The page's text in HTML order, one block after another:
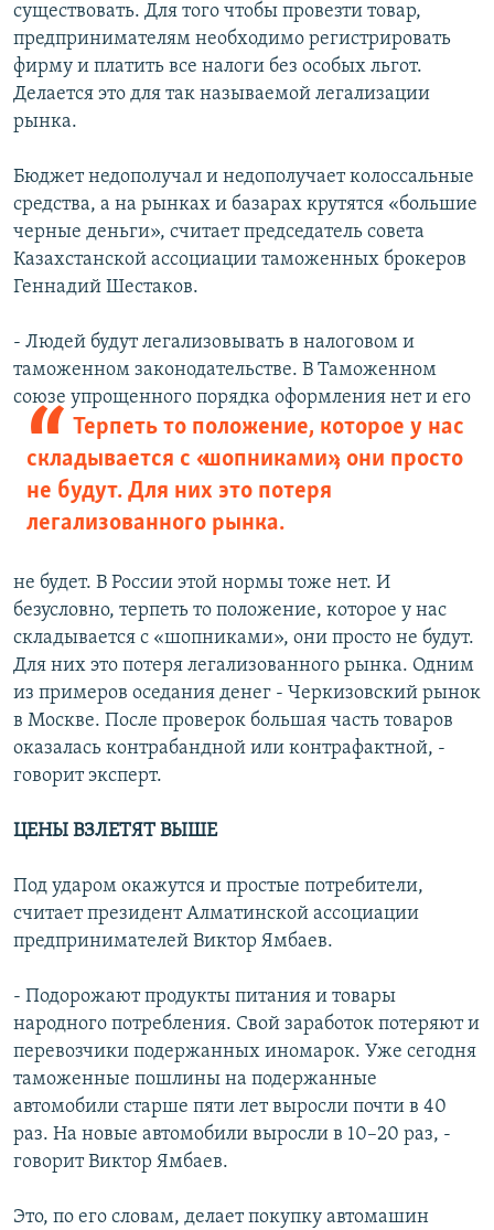
существовать. Для того чтобы провезти товар,
предпринимателям необходимо регистрировать
фирму и платить все налоги без особых льгот.
Делается это для так называемой легализации
рынка.
Бюджет недополучал и недополучает колоссальные
средства, а на рынках и базарах крутятся «большие
черные деньги», считает председатель совета
Казахстанской ассоциации таможенных брокеров
Геннадий Шестаков.
- Людей будут легализовывать в налоговом и
таможенном законодательстве. В Таможенном
союзе упрощенного порядка оформления
Терпеть то положение, которое у нас
складывается с «шопниками», они просто
не будут. Для них это потеря
легализованного рынка.
нет и его
не будет. В России этой нормы тоже нет. И
безусловно, терпеть то положение, которое у нас
складывается с «шопниками», они просто не будут.
Для них это потеря легализованного рынка. Одним
из примеров оседания денег - Черкизовский рынок
в Москве. После проверок большая часть товаров
оказалась контрабандной или контрафактной, -
говорит эксперт.
ЦЕНЫ ВЗЛЕТЯТ ВЫШЕ
Под ударом окажутся и простые потребители,
считает президент Алматинской ассоциации
предпринимателей Виктор Ямбаев.
- Подорожают продукты питания и товары
народного потребления. Свой заработок потеряют и
перевозчики подержанных иномарок. Уже сегодня
таможенные пошлины на подержанные
автомобили старше пяти лет выросли почти в 40
раз. На новые автомобили выросли в 10–20 раз, -
говорит Виктор Ямбаев.
Это, по его словам, делает покупку автомашин